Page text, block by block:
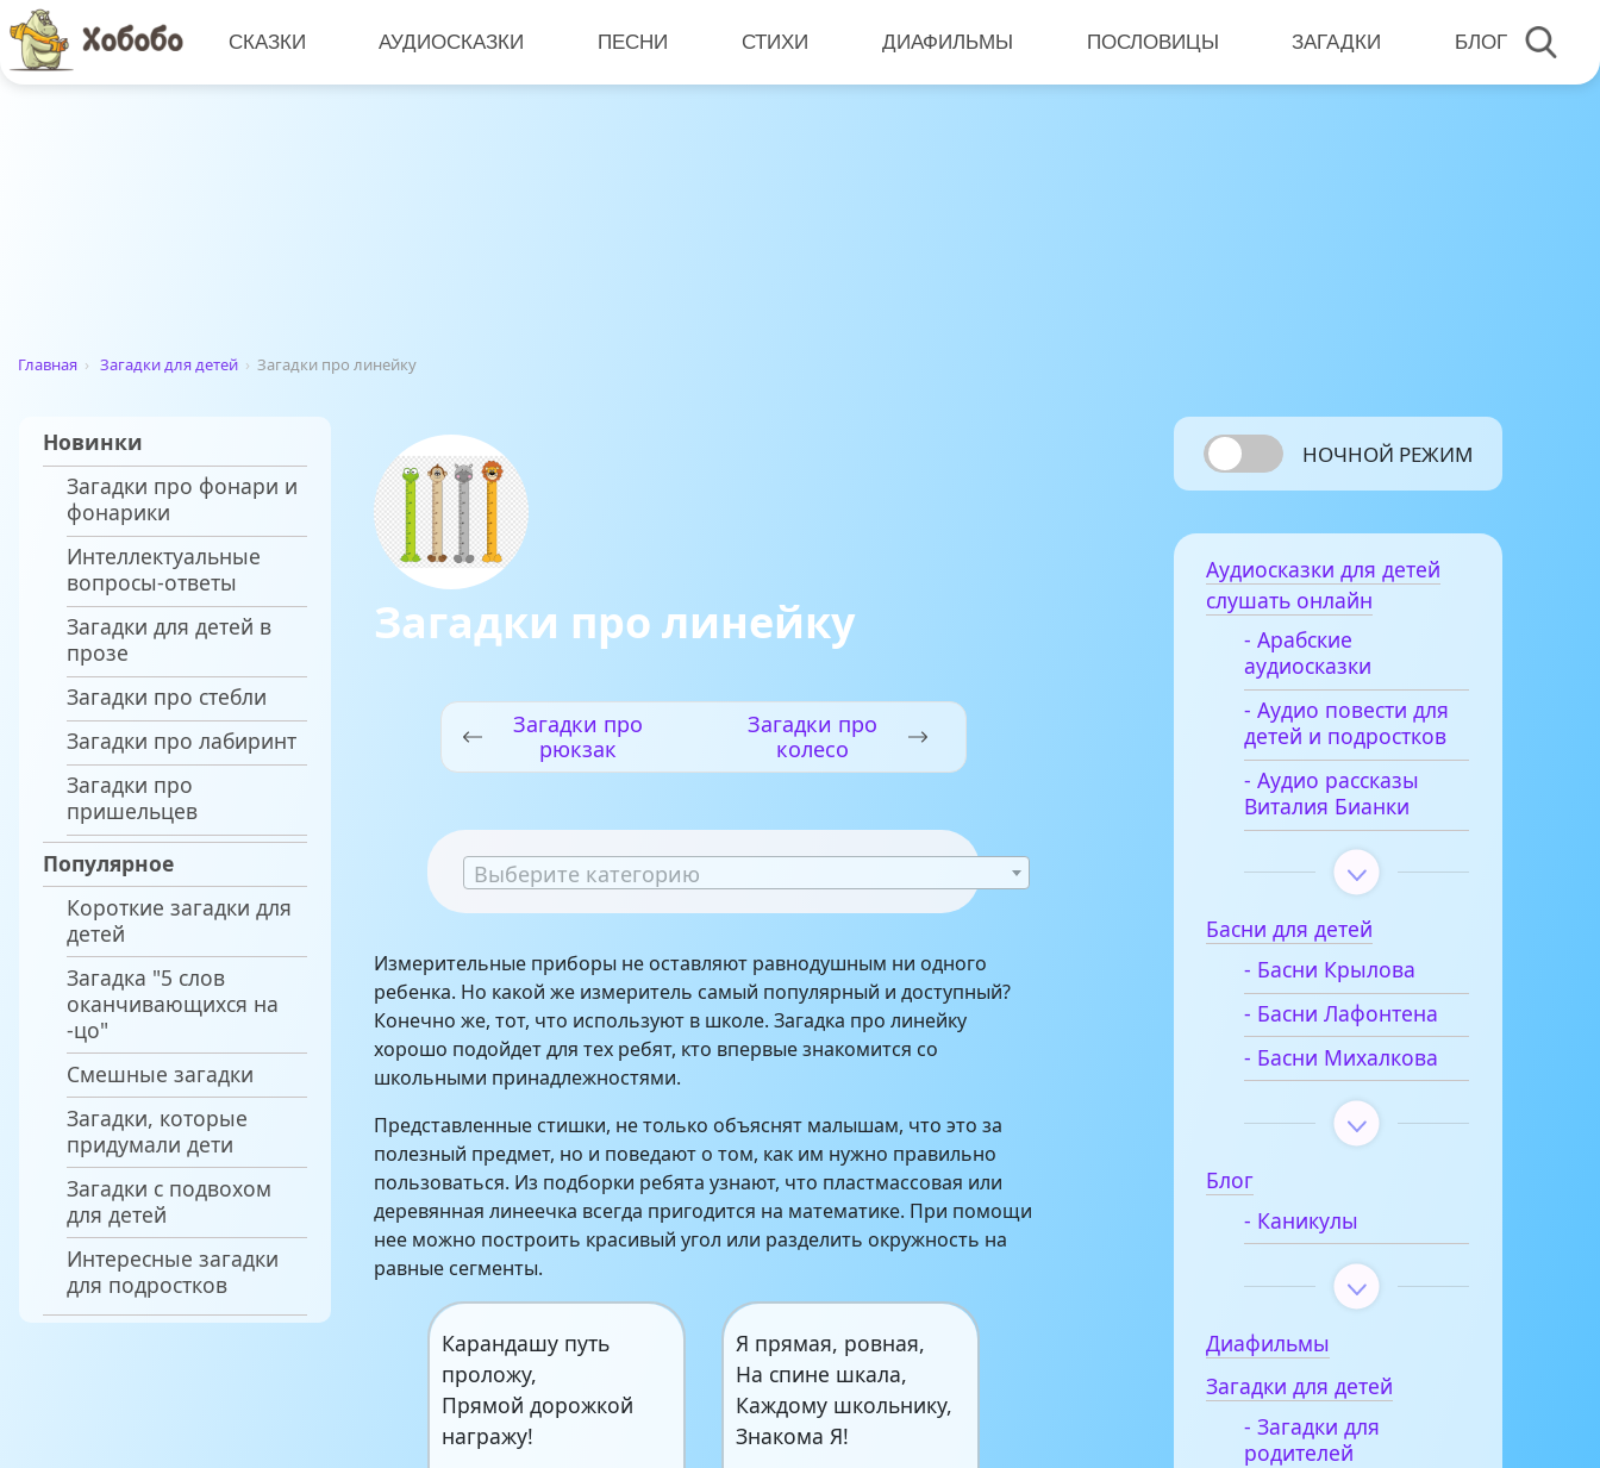
СКАЗКИ АУДИОСКАЗКИ ПЕСНИ СТИХИ ДИАФИЛЬМЫ ПОСЛОВИЦЫ ЗАГАДКИ БЛОГ
Главная › Загадки для детей › Загадки про линейку
Новинки
Загадки про фонари и
фонарики
Интеллектуальные
вопросы-ответы
Загадки для детей в
прозе
Загадки про стебли
Загадки про лабиринт
Загадки про
пришельцев
Популярное
Короткие загадки для
детей
Загадка "5 слов
оканчивающихся на
-цо"
Смешные загадки
Загадки, которые
придумали дети
Загадки с подвохом
для детей
Интересные загадки
для подростков
Загадки про линейку
Загадки про
рюкзак
Загадки про
колесо
Выберите категорию
Измерительные приборы не оставляют равнодушным ни одного
ребенка. Но какой же измеритель самый популярный и доступный?
Конечно же, тот, что используют в школе. Загадка про линейку
хорошо подойдет для тех ребят, кто впервые знакомится со
школьными принадлежностями.
Представленные стишки, не только объяснят малышам, что это за
полезный предмет, но и поведают о том, как им нужно правильно
пользоваться. Из подборки ребята узнают, что пластмассовая или
деревянная линеечка всегда пригодится на математике. При помощи
нее можно построить красивый угол или разделить окружность на
равные сегменты.
Карандашу путь
проложу,
Прямой дорожкой
награжу!
Я прямая, ровная,
На спине шкала,
Каждому школьнику,
Знакома Я!
НОЧНОЙ РЕЖИМ
Аудиосказки для детей
слушать онлайн
- Арабские
аудиосказки
- Аудио повести для
детей и подростков
- Аудио рассказы
Виталия Бианки
Басни для детей
- Басни Крылова
- Басни Лафонтена
- Басни Михалкова
Блог
- Каникулы
Диафильмы
Загадки для детей
- Загадки для
родителей